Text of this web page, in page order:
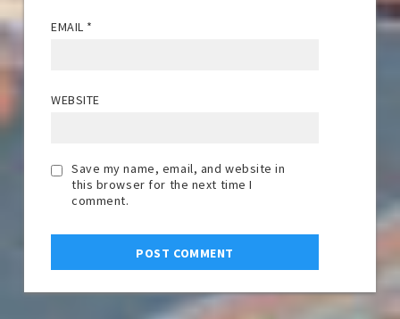
EMAIL *
WEBSITE
Save my name, email, and website in
this browser for the next time I
comment.